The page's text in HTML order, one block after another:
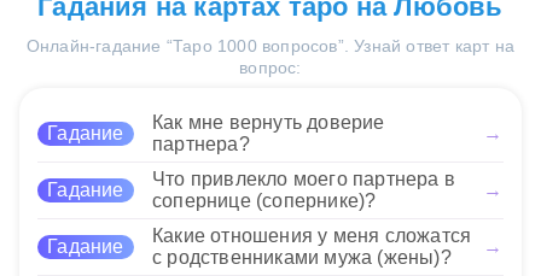
19 Нравится
мечтами. Ваше желание двигаться вперёд будет
поддержано старыми радостями.
переменам с влиянием
прошлого. Ожидайте
позитивного развития
радостью. Это время для создания новых
воспоминаний на основе старых ценностей и
сочетание 8 Жезлов и 6
Кубков предлагает вам
действовать быстро и
своих корнях и том, что
приносило вам радость в
важности гармонии между движением вперёд и
уважением к своим переживаниям. Вы можете
черпать вдохновение из былых дней, чтобы
смело строить своё будущее.
Гадания на картах таро на Любовь
Онлайн-гадание “Таро 1000 вопросов”. Узнай ответ карт на
вопрос:
Гадание
Как мне вернуть доверие
партнера?
→
Гадание
Что привлекло моего партнера в
сопернице (сопернике)?
→
Гадание
Какие отношения у меня сложатся
с родственниками мужа (жены)?
→